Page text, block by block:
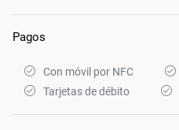
Pagos
Con móvil por NFC
Tarjetas de débito